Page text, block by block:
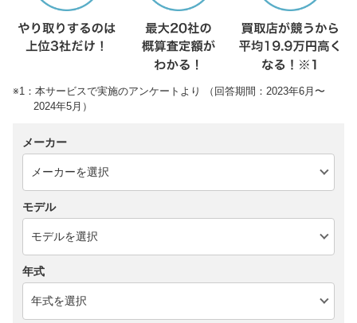
※1：本サービスで実施のアンケートより （回答期間：2023年6月〜
2024年5月）
メーカー
モデル
年式